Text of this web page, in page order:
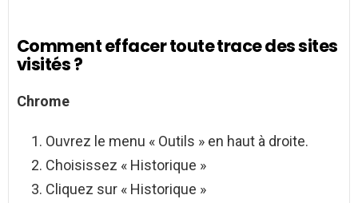
Comment effacer toute trace des sites
visités ?
Chrome
Ouvrez le menu « Outils » en haut à droite.
Choisissez « Historique »
Cliquez sur « Historique »